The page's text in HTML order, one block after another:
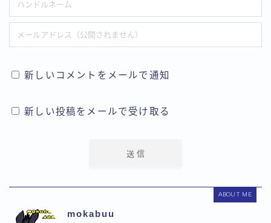
新しいコメントをメールで通知
新しい投稿をメールで受け取る
ABOUT ME
mokabuu